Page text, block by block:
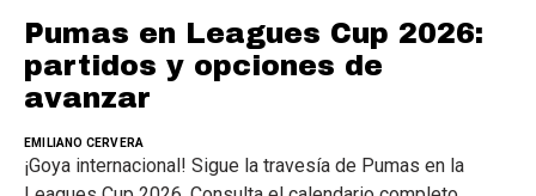
Pumas en Leagues Cup 2026:
partidos y opciones de
avanzar
EMILIANO CERVERA
¡Goya internacional! Sigue la travesía de Pumas en la